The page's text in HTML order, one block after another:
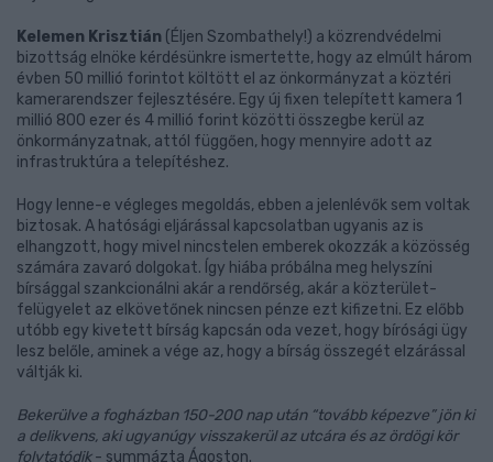
Kelemen Krisztián (Éljen Szombathely!) a közrendvédelmi
bizottság elnöke kérdésünkre ismertette, hogy az elmúlt három
évben 50 millió forintot költött el az önkormányzat a köztéri
kamerarendszer fejlesztésére. Egy új fixen telepített kamera 1
millió 800 ezer és 4 millió forint közötti összegbe kerül az
önkormányzatnak, attól függően, hogy mennyire adott az
infrastruktúra a telepítéshez.
Hogy lenne-e végleges megoldás, ebben a jelenlévők sem voltak
biztosak. A hatósági eljárással kapcsolatban ugyanis az is
elhangzott, hogy mivel nincstelen emberek okozzák a közösség
számára zavaró dolgokat. Így hiába próbálna meg helyszíni
bírsággal szankcionálni akár a rendőrség, akár a közterület-
felügyelet az elkövetőnek nincsen pénze ezt kifizetni. Ez előbb
utóbb egy kivetett bírság kapcsán oda vezet, hogy bírósági ügy
lesz belőle, aminek a vége az, hogy a bírság összegét elzárással
váltják ki.
Bekerülve a fogházban 150-200 nap után “tovább képezve” jön ki
a delikvens, aki ugyanúgy visszakerül az utcára és az ördögi kör
folytatódik- summázta Ágoston.